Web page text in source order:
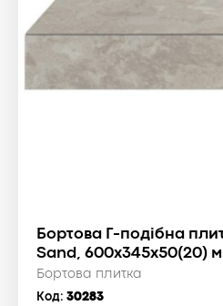
Бортова Г-подібна
Sand, 600x345x50(20)
Бортова плитка
Код: 30283